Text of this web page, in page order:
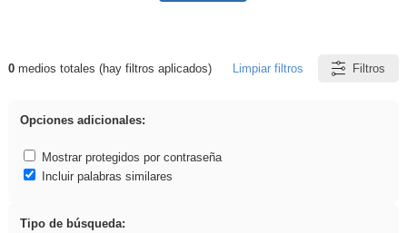
Resultados de: gritar
0medios totales (hay filtros aplicados) Limpiar filtros Filtros
Opciones adicionales:
Mostrar protegidos por contraseña
Incluir palabras similares
Tipo de búsqueda: